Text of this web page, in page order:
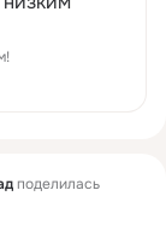
поделилась